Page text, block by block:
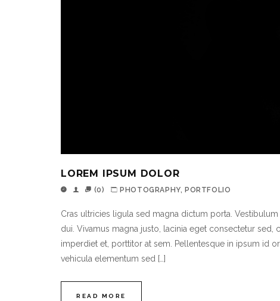
LOREM IPSUM DOLOR
(0) PHOTOGRAPHY, PORTFOLIO
Cras ultricies ligula sed magna dictum porta.
dui. Vivamus magna justo, lacinia eget consectetur sed,
imperdiet et, porttitor at sem. Pellentesque in ipsum id
vehicula elementum sed […]
READ MORE